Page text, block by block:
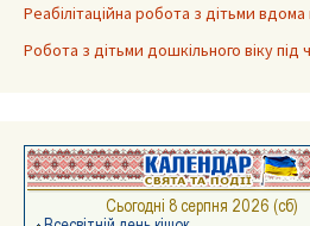
Реабілітаційна робота з дітьми
Робота з дітьми дошкільного віку під